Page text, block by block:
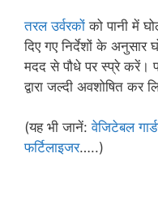
तरल उर्वरकों को पानी में
दिए गए निर्देशों के अनुसार
मदद से पौधे पर स्प्रे करें।
द्वारा जल्दी अवशोषित कर
(यह भी जानें:वेजिटेबल
फर्टिलाइजर…..)